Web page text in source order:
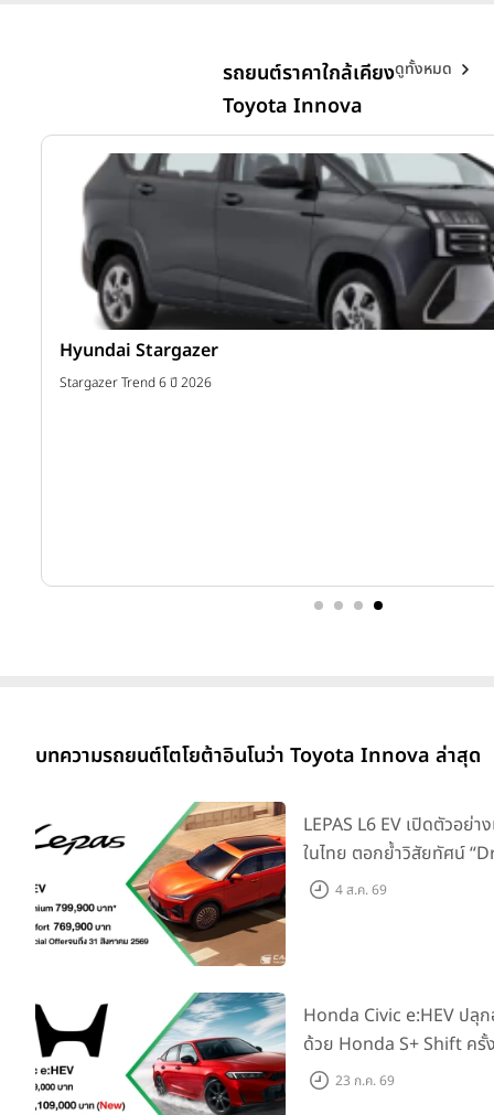
รถยนต์ราคาใกล้เคียง
Toyota Innova
ดูทั้งหมด
Hyundai Stargazer
Stargazer Trend 6 ปี 2026
บทความรถยนต์โตโยต้าอินโนว่า Toyota Innova ล่าสุด
LEPAS L6 EV เปิดตัวอย่
ในไทย ตอกย้ำวิสัยทัศน์
Elegance” มาพร้อม 2 รุ่
4 ส.ค. 69
Honda Civic e:HEV ปลุ
ด้วย Honda S+ Shift ครั้
เพิ่ม Blind Spot
23 ก.ค. 69